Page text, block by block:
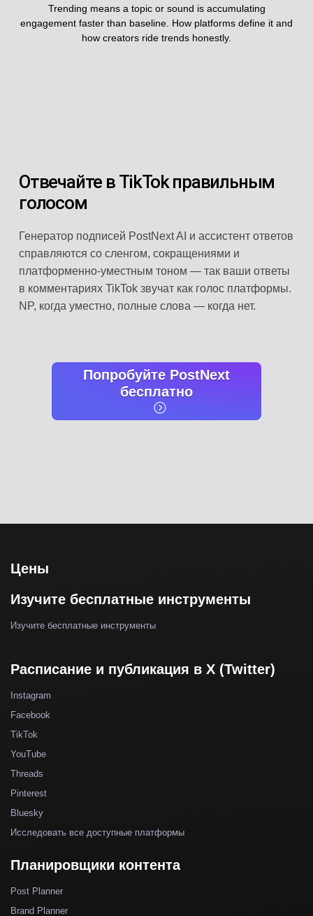
Trending means a topic or sound is accumulating
engagement faster than baseline. How platforms define it and
how creators ride trends honestly.
Отвечайте в TikTok правильным
голосом
Генератор подписей PostNext AI и ассистент ответов
справляются со сленгом, сокращениями и
платформенно-уместным тоном — так ваши ответы
в комментариях TikTok звучат как голос платформы.
NP, когда уместно, полные слова — когда нет.
Попробуйте PostNext
бесплатно
Цены
Изучите бесплатные инструменты
Изучите бесплатные инструменты
Расписание и публикация в X (Twitter)
Instagram
Facebook
TikTok
YouTube
Threads
Pinterest
Bluesky
Исследовать все доступные платформы
Планировщики контента
Post Planner
Brand Planner